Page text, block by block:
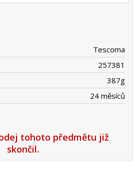
Tescoma
257381
387g
24 měsíců
tohoto předmětu již
skončil.